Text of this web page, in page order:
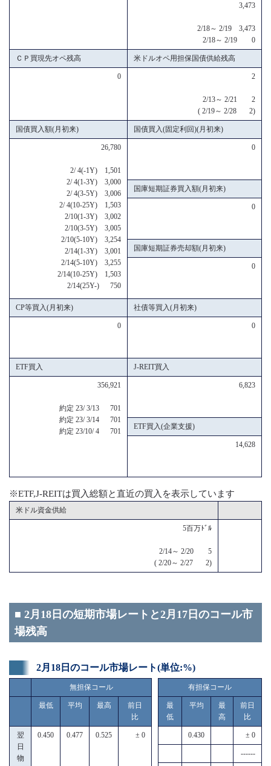
3,473
2/18～ 2/19 3,473
2/18～ 2/19 0
ＣＰ買現先オペ残高 米ドルオペ用担保国債供給残高
0 2
2/13～ 2/21 2
( 2/19～ 2/28 2)
国債買入額(月初来) 国債買入(固定利回)(月初来)
26,780
2/ 4(-1Y) 1,501
2/ 4(1-3Y) 3,000
2/ 4(3-5Y) 3,006
2/ 4(10-25Y) 1,503
2/10(1-3Y) 3,002
2/10(3-5Y) 3,005
2/10(5-10Y) 3,254
2/14(1-3Y) 3,001
2/14(5-10Y) 3,255
2/14(10-25Y) 1,503
2/14(25Y-) 750
0
国庫短期証券買入額(月初来)
0
国庫短期証券売却額(月初来)
0
CP等買入(月初来) 社債等買入(月初来)
0 0
ETF買入 J-REIT買入
356,921
約定 23/ 3/13 701
約定 23/ 3/14 701
約定 23/10/ 4 701
6,823
ETF買入(企業支援)
14,628
※ETF,J-REITは買入総額と直近の買入を表示しています
米ドル資金供給
5百万ﾄﾞﾙ
2/14～ 2/20 5
( 2/20～ 2/27 2)
■ 2月18日の短期市場レートと2月17日のコール市
場残高
2月18日のコール市場レート(単位:%)
無担保コール
最低 平均 最高
前日
比
翌
日
物
0.450 0.477 0.525 ± 0
有担保コール
最
低
平均
最
高
前日
比
0.430 ± 0
------